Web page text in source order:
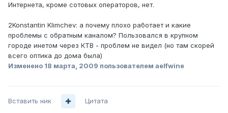
Интернета, кроме сотовых операторов, нет.
2Konstantin Klimchev: а почему плохо работает и какие
проблемы с обратным каналом? Пользовался в крупном
городе инетом через КТВ - проблем не видел (но там скорей
всего оптика до дома была)
Изменено 18 марта, 2009 пользователем aelfwine
Вставить ник Цитата